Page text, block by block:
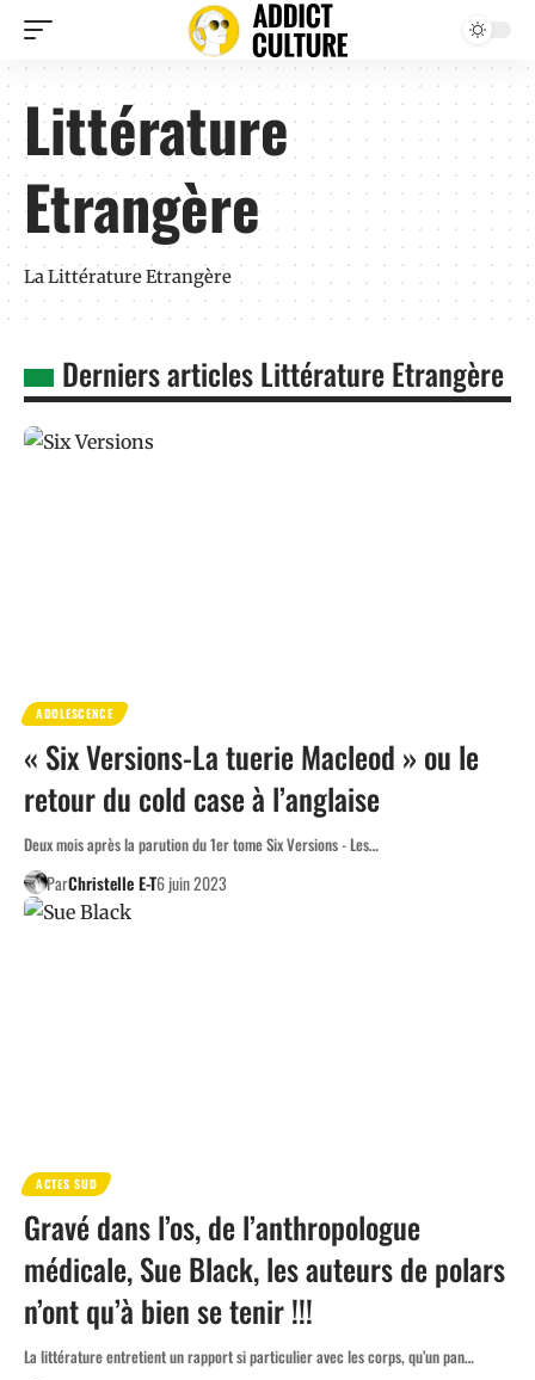
Littérature
Etrangère
La Littérature Etrangère
Derniers articles Littérature Etrangère
ADOLESCENCE
« Six Versions-La tuerie Macleod » ou le
retour du cold case à l’anglaise
Deux mois après la parution du 1er tome Six Versions - Les…
ParChristelle E-T6 juin 2023
ACTES SUD
Gravé dans l’os, de l’anthropologue
médicale, Sue Black, les auteurs de polars
n’ont qu’à bien se tenir !!!
La littérature entretient un rapport si particulier avec les corps, qu’un pan…